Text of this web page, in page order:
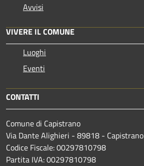
Avvisi
VIVERE IL COMUNE
Luoghi
Eventi
CONTATTI
Comune di Capistrano
Via Dante Alighieri - 89818 - Capistrano
Codice Fiscale: 00297810798
Partita IVA: 00297810798